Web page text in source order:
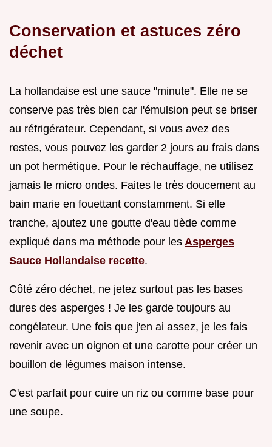
Conservation et astuces zéro
déchet
La hollandaise est une sauce "minute". Elle ne se
conserve pas très bien car l'émulsion peut se briser
au réfrigérateur. Cependant, si vous avez des
restes, vous pouvez les garder 2 jours au frais dans
un pot hermétique. Pour le réchauffage, ne utilisez
jamais le micro ondes. Faites le très doucement au
bain marie en fouettant constamment. Si elle
tranche, ajoutez une goutte d'eau tiède comme
expliqué dans ma méthode pour les Asperges
Sauce Hollandaise recette.
Côté zéro déchet, ne jetez surtout pas les bases
dures des asperges ! Je les garde toujours au
congélateur. Une fois que j'en ai assez, je les fais
revenir avec un oignon et une carotte pour créer un
bouillon de légumes maison intense.
C'est parfait pour cuire un riz ou comme base pour
une soupe.